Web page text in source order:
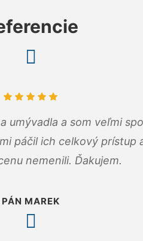
umývadla a som veľmi
páčil ich celkový prístup
nemenili. Ďakujem.
PÁN MAREK